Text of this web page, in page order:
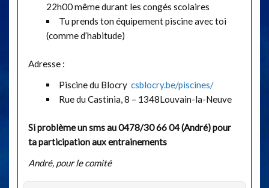
22h00 même durant les congés scolaires
Tu prends ton équipement piscine avec toi
(comme d’habitude)
Adresse :
Piscine du Blocrycsblocry.be/piscines/
Rue du Castinia, 8 – 1348Louvain-la-Neuve
Si problème un sms au 0478/30 66 04 (André) pour
ta participation aux entrainements
André, pour le comité